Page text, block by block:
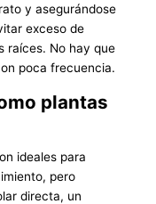
y asegurándose
exceso de
raíces. No hay que
poca frecuencia.
plantas
ideales para
pero
directa, un